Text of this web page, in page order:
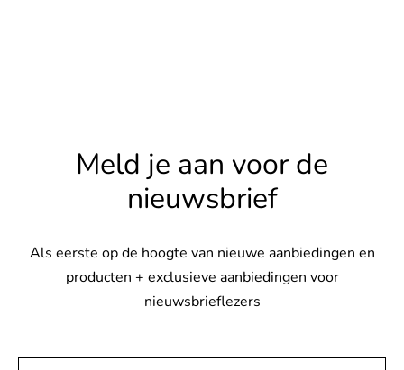
Meld je aan voor de
nieuwsbrief
Als eerste op de hoogte van nieuwe aanbiedingen en
producten + exclusieve aanbiedingen voor
nieuwsbrieflezers